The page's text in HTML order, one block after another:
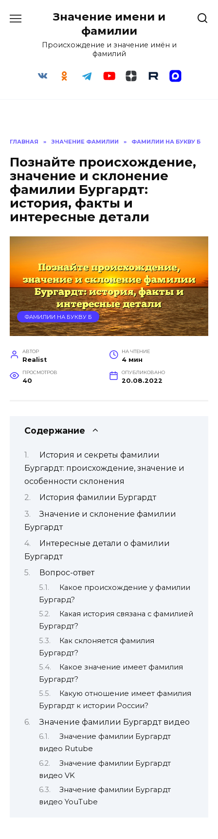
Значение имени и
фамилии
Происхождение и значение имён и
фамилий
ГЛАВНАЯ » ЗНАЧЕНИЕ ФАМИЛИИ » ФАМИЛИИ НА БУКВУ Б
Познайте происхождение,
значение и склонение
фамилии Бургардт:
история, факты и
интересные детали
ФАМИЛИИ НА БУКВУ Б
АВТОР
Realist
НА ЧТЕНИЕ
4 мин
ПРОСМОТРОВ
40
ОПУБЛИКОВАНО
20.08.2022
Содержание
История и секреты фамилии
Бургардт: происхождение, значение и
особенности склонения
История фамилии Бургардт
Значение и склонение фамилии
Бургардт
Интересные детали о фамилии
Бургардт
Вопрос-ответ
Какое происхождение у фамилии
Бургард?
Какая история связана с фамилией
Бургардт?
Как склоняется фамилия
Бургардт?
Какое значение имеет фамилия
Бургардт?
Какую отношение имеет фамилия
Бургардт к истории России?
Значение фамилии Бургардт видео
Значение фамилии Бургардт
видео Rutube
Значение фамилии Бургардт
видео VK
Значение фамилии Бургардт
видео YouTube